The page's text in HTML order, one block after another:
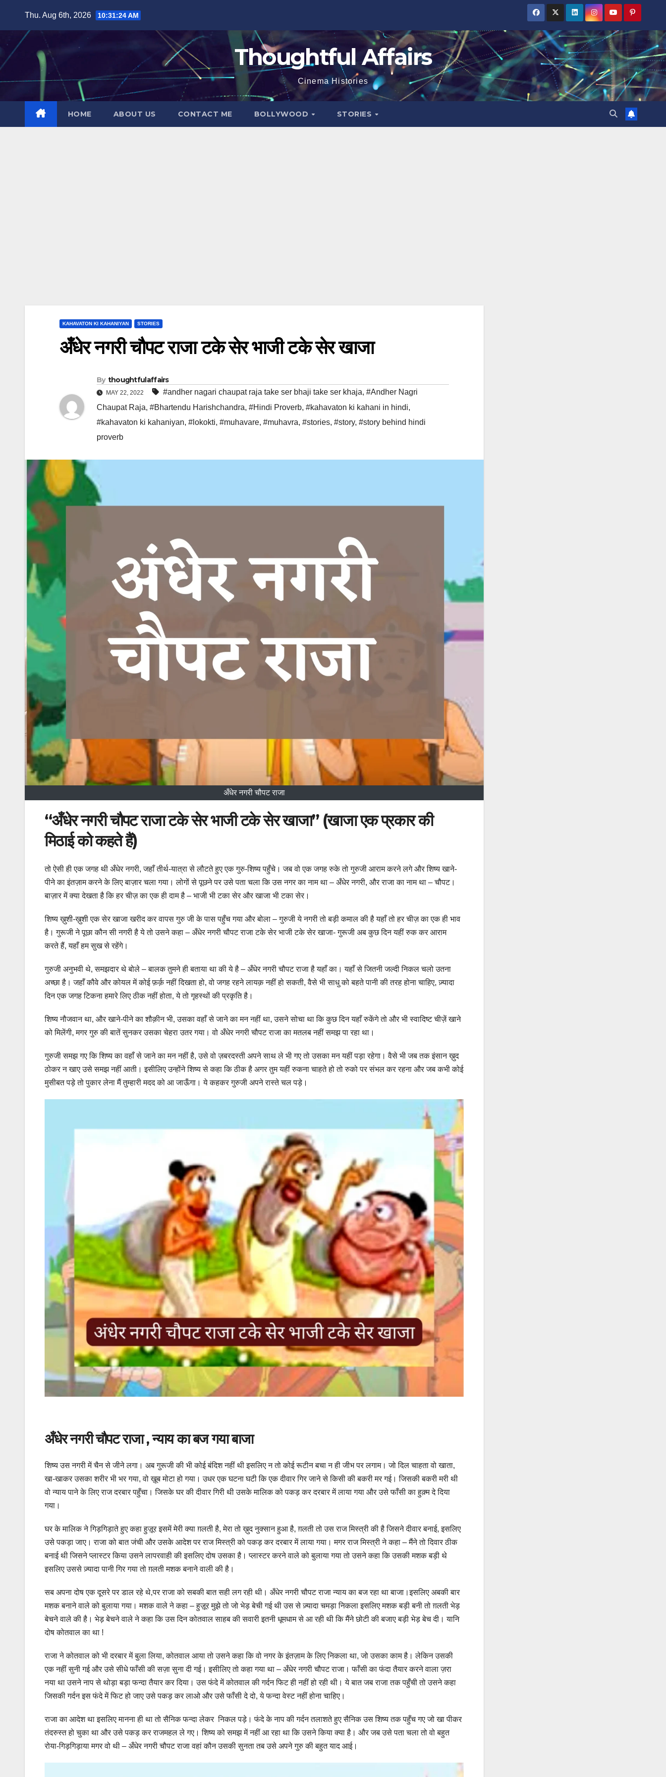
content
Thu. Aug 6th, 2026 10:31:25 AM
Thoughtful Affairs
Cinema Histories
HOME ABOUT US CONTACT ME BOLLYWOOD STORIES
KAHAVATON KI KAHANIYAN STORIES
अँधेर नगरी चौपट राजा टके सेर भाजी टके सेर खाजा
By thoughtfulaffairs
MAY 22, 2022 #andher nagari chaupat raja take ser bhaji take ser khaja, #Andher Nagri
Chaupat Raja, #Bhartendu Harishchandra, #Hindi Proverb, #kahavaton ki kahani in hindi,
#kahavaton ki kahaniyan, #lokokti, #muhavare, #muhavra, #stories, #story, #story behind hindi
proverb
अँधेर नगरी चौपट राजा
“अँधेर नगरी चौपट राजा टके सेर भाजी टके सेर खाजा” (खाजा एक प्रकार की
मिठाई को कहते हैं)
तो ऐसी ही एक जगह थी अँधेर नगरी, जहाँ तीर्थ-यात्रा से लौटते हुए एक गुरु-शिष्य पहुँचे। जब वो एक जगह रुके तो गुरुजी आराम करने लगे और शिष्य खाने-
पीने का इंतज़ाम करने के लिए बाज़ार चला गया। लोगों से पूछने पर उसे पता चला कि उस नगर का नाम था – अँधेर नगरी, और राजा का नाम था – चौपट।
बाज़ार में क्या देखता है कि हर चीज़ का एक ही दाम है – भाजी भी टका सेर और खाजा भी टका सेर।
शिष्य ख़ुशी-ख़ुशी एक सेर खाजा खरीद कर वापस गुरु जी के पास पहुँच गया और बोला – गुरुजी ये नगरी तो बड़ी कमाल की है यहाँ तो हर चीज़ का एक ही भाव
है। गुरूजी ने पूछा कौन सी नगरी है ये तो उसने कहा – अँधेर नगरी चौपट राजा टके सेर भाजी टके सेर खाजा- गुरूजी अब कुछ दिन यहीं रुक कर आराम
करते हैं, यहाँ हम सुख से रहेंगे।
गुरुजी अनुभवी थे, समझदार थे बोले – बालक तुमने ही बताया था की ये है – अँधेर नगरी चौपट राजा है यहाँ का। यहाँ से जितनी जल्दी निकल चलो उतना
अच्छा है। जहाँ कौवे और कोयल में कोई फ़र्क़ नहीं दिखता हो, वो जगह रहने लायक़ नहीं हो सकती, वैसे भी साधु को बहते पानी की तरह होना चाहिए, ज़्यादा
दिन एक जगह टिकना हमारे लिए ठीक नहीं होता, ये तो गृहस्थों की प्रकृति है।
शिष्य नौजवान था, और खाने-पीने का शौक़ीन भी, उसका वहाँ से जाने का मन नहीं था, उसने सोचा था कि कुछ दिन यहाँ रुकेंगे तो और भी स्वादिष्ट चीज़ें खाने
को मिलेंगी, मगर गुरु की बातें सुनकर उसका चेहरा उतर गया। वो अँधेर नगरी चौपट राजा का मतलब नहीं समझ पा रहा था।
गुरुजी समझ गए कि शिष्य का वहाँ से जाने का मन नहीं है, उसे वो ज़बरदस्ती अपने साथ ले भी गए तो उसका मन यहीं पड़ा रहेगा। वैसे भी जब तक इंसान ख़ुद
ठोकर न खाए उसे समझ नहीं आती। इसीलिए उन्होंने शिष्य से कहा कि ठीक है अगर तुम यहीं रुकना चाहते हो तो रुको पर संभल कर रहना और जब कभी कोई
मुसीबत पड़े तो पुकार लेना मैं तुम्हारी मदद को आ जाऊँगा। ये कहकर गुरुजी अपने रास्ते चल पड़े।
अँधेर नगरी चौपट राजा , न्याय का बज गया बाजा
शिष्य उस नगरी में चैन से जीने लगा। अब गुरूजी की भी कोई बंदिश नहीं थी इसलिए न तो कोई रूटीन बचा न ही जीभ पर लगाम। जो दिल चाहता वो खाता,
खा-खाकर उसका शरीर भी भर गया, वो ख़ूब मोटा हो गया। उधर एक घटना घटी कि एक दीवार गिर जाने से किसी की बकरी मर गई। जिसकी बकरी मरी थी
वो न्याय पाने के लिए राज दरबार पहुँचा। जिसके घर की दीवार गिरी थी उसके मालिक को पकड़ कर दरबार में लाया गया और उसे फाँसी का हुक़्म दे दिया
गया।
घर के मालिक ने गिड़गिड़ाते हुए कहा हुज़ूर इसमें मेरी क्या ग़लती है, मेरा तो ख़ुद नुक्सान हुआ है, ग़लती तो उस राज मिस्त्री की है जिसने दीवार बनाई, इसलिए
उसे पकड़ा जाए। राजा को बात जंची और उसके आदेश पर राज मिस्त्री को पकड़ कर दरबार में लाया गया। मगर राज मिस्त्री ने कहा – मैंने तो दिवार ठीक
बनाई थी जिसने प्लास्टर किया उसने लापरवाही की इसलिए दोष उसका है। प्लास्टर करने वाले को बुलाया गया तो उसने कहा कि उसकी मशक बड़ी थे
इसलिए उससे ज़्यादा पानी गिर गया तो ग़लती मशक बनाने वाली की है।
सब अपना दोष एक दूसरे पर डाल रहे थे,पर राजा को सबकी बात सही लग रही थी। अँधेर नगरी चौपट राजा न्याय का बज रहा था बाजा।इसलिए अबकी बार
मशक बनाने वाले को बुलाया गया। मशक वाले ने कहा – हुज़ूर मुझे तो जो भेड़ बेची गई थी उस से ज़्यादा चमड़ा निकला इसलिए मशक बड़ी बनी तो ग़लती भेड़
बेचने वाले की है। भेड़ बेचने वाले ने कहा कि उस दिन कोतवाल साहब की सवारी इतनी धूमधाम से आ रही थी कि मैंने छोटी की बजाए बड़ी भेड़ बेच दी। यानि
दोष कोतवाल का था !
राजा ने कोतवाल को भी दरबार में बुला लिया, कोतवाल आया तो उसने कहा कि वो नगर के इंतज़ाम के लिए निकला था, जो उसका काम है। लेकिन उसकी
एक नहीं सुनी गई और उसे सीधे फाँसी की सज़ा सुना दी गई। इसीलिए तो कहा गया था – अँधेर नगरी चौपट राजा। फाँसी का फंदा तैयार करने वाला ज़रा
नया था उसने नाप से थोड़ा बड़ा फन्दा तैयार कर दिया। उस फंदे में कोतवाल की गर्दन फिट ही नहीं हो रही थी। ये बात जब राजा तक पहुँची तो उसने कहा
जिसकी गर्दन इस फंदे में फिट हो जाए उसे पकड़ कर लाओ और उसे फाँसी दे दो, ये फन्दा वेस्ट नहीं होना चाहिए।
राजा का आदेश था इसलिए मानना ही था तो सैनिक फन्दा लेकर निकल पड़े। फंदे के नाप की गर्दन तलाशते हुए सैनिक उस शिष्य तक पहुँच गए जो खा पीकर
तंदरुस्त हो चुका था और उसे पकड़ कर राजमहल ले गए। शिष्य को समझ में नहीं आ रहा था कि उसने किया क्या है। और जब उसे पता चला तो वो बहुत
रोया-गिड़गिड़ाया मगर वो थी – अँधेर नगरी चौपट राजा वहां कौन उसकी सुनता तब उसे अपने गुरु की बहुत याद आई।